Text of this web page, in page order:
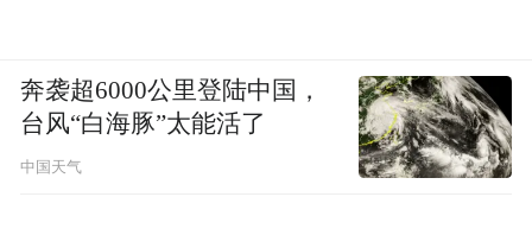
奔袭超6000公里登陆中国，
台风“白海豚”太能活了
中国天气